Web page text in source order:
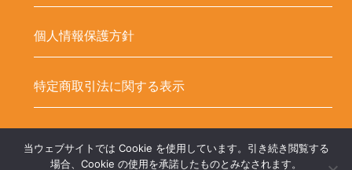
個人情報保護方針
特定商取引法に関する表示
Copyright © LED-HUBオンラインショップ – LEDテープ関連商品. All
当ウェブサイトでは Cookie を使用しています。引き続き閲覧する
場合、Cookie の使用を承諾したものとみなされます。